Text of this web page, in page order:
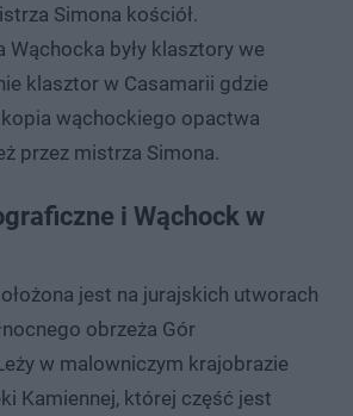
Simona kościół.
były klasztory we
klasztor w Casamarii gdzie
wąchockiego opactwa
przez mistrza Simona.
i Wąchock w
jest na jurajskich utwo­rach
obrzeża Gór
w malowniczym krajobrazie
Kamiennej, której część jest